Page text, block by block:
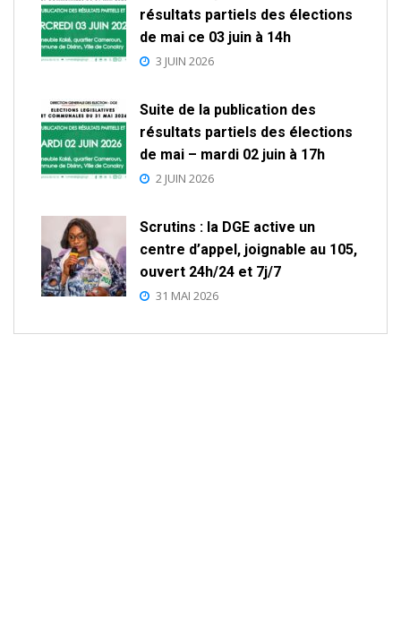
résultats partiels des élections
de mai ce 03 juin à 14h
3 JUIN 2026
Suite de la publication des
résultats partiels des élections
de mai – mardi 02 juin à 17h
2 JUIN 2026
Scrutins : la DGE active un
centre d’appel, joignable au 105,
ouvert 24h/24 et 7j/7
31 MAI 2026